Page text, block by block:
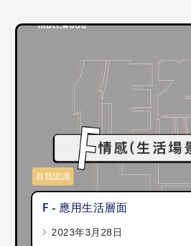
F - 應用生活層面
2023年3月28日
自我認識